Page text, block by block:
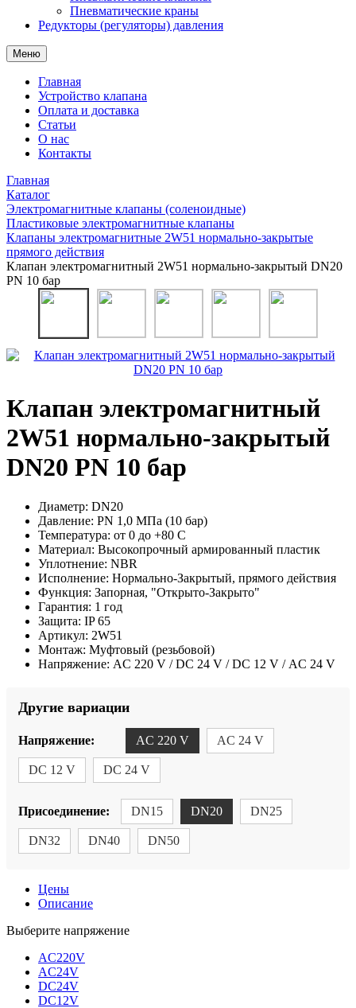
Пневматические краны
Редукторы (регуляторы) давления
Меню
Главная
Устройство клапана
Оплата и доставка
Статьи
О нас
Контакты
Главная
Каталог
Электромагнитные клапаны (соленоидные)
Пластиковые электромагнитные клапаны
Клапаны электромагнитные 2W51 нормально-закрытые
прямого действия
Клапан электромагнитный 2W51 нормально-закрытый DN20
PN 10 бар
Клапан электромагнитный
2W51 нормально-закрытый
DN20 PN 10 бар
Диаметр: DN20
Давление: PN 1,0 МПа (10 бар)
Температура: от 0 до +80 С
Материал: Высокопрочный армированный пластик
Уплотнение: NBR
Исполнение: Нормально-Закрытый, прямого действия
Функция: Запорная, "Открыто-Закрыто"
Гарантия: 1 год
Защита: IP 65
Артикул: 2W51
Монтаж: Муфтовый (резьбовой)
Напряжение: AC 220 V / DC 24 V / DC 12 V / AC 24 V
Другие вариации
Напряжение: AC 220 V AC 24 V
DC 12 V DC 24 V
Присоединение: DN15 DN20 DN25
DN32 DN40 DN50
Цены
Описание
Выберите напряжение
AC220V
AC24V
DC24V
DC12V